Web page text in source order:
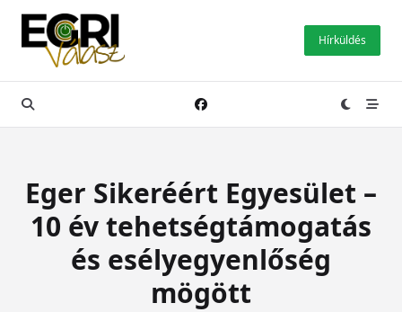
Skip
content
Hírküldés
Eger Sikeréért Egyesület –
10 év tehetségtámogatás
és esélyegyenlőség
mögött